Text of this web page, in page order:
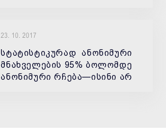
23. 10. 2017
სტატისტიკურად ანონიმური
მნახველების 95% ბოლომდე
ანონიმური რჩება—ისინი არ